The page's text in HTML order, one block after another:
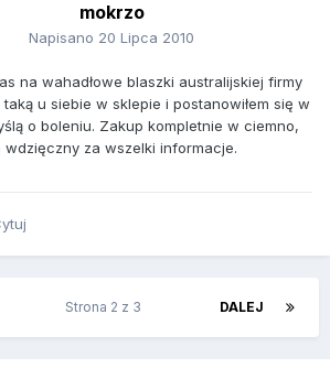
mokrzo
Napisano 20 Lipca 2010
na wahadłowe blaszki australijskiej firmy
taką u siebie w sklepie i postanowiłem się w
o boleniu. Zakup kompletnie w ciemno,
za wszelki informacje.
DALEJ
Strona 2 z 3